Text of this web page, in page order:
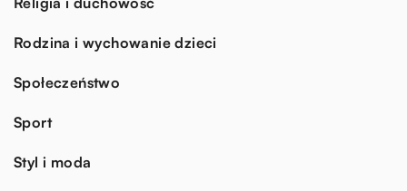
Rodzina i wychowanie dzieci
Społeczeństwo
Sport
Styl i moda